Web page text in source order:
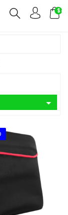
